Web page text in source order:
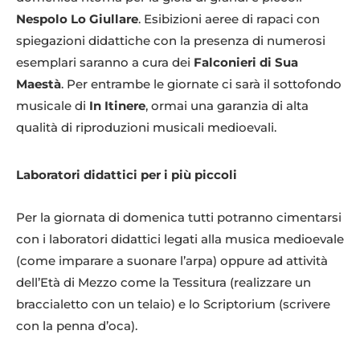
Nespolo Lo Giullare. Esibizioni aeree di rapaci con
spiegazioni didattiche con la presenza di numerosi
esemplari saranno a cura dei Falconieri di Sua
Maestà. Per entrambe le giornate ci sarà il sottofondo
musicale di In Itinere, ormai una garanzia di alta
qualità di riproduzioni musicali medioevali.
Laboratori didattici per i più piccoli
Per la giornata di domenica tutti potranno cimentarsi
con i laboratori didattici legati alla musica medioevale
(come imparare a suonare l’arpa) oppure ad attività
dell’Età di Mezzo come la Tessitura (realizzare un
braccialetto con un telaio) e lo Scriptorium (scrivere
con la penna d’oca).